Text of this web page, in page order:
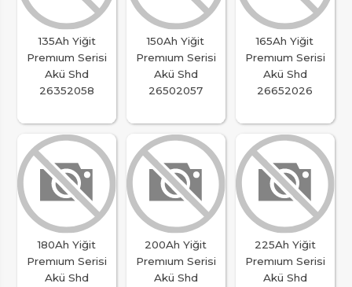
135Ah Yiğit
Premıum Serisi
Akü Shd
26352058
150Ah Yiğit
Premıum Serisi
Akü Shd
26502057
165Ah Yiğit
Premıum Serisi
Akü Shd
26652026
180Ah Yiğit
Premıum Serisi
Akü Shd
200Ah Yiğit
Premıum Serisi
Akü Shd
225Ah Yiğit
Premıum Serisi
Akü Shd